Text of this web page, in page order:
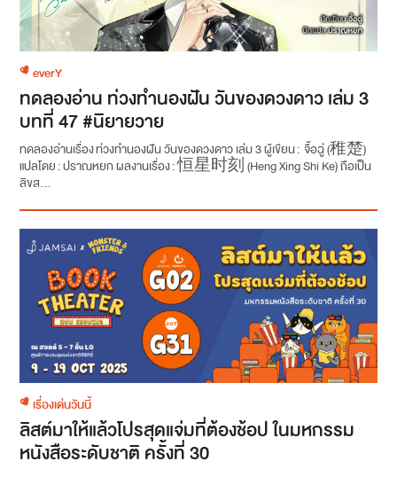
everY
ทดลองอ่าน ท่วงทำนองฝัน วันของดวงดาว เล่ม 3
บทที่ 47 #นิยายวาย
ทดลองอ่านเรื่อง ท่วงทำนองฝัน วันของดวงดาว เล่ม 3 ผู้เขียน : จื้อฉู่ (稚楚)
แปลโดย : ปราณหยก ผลงานเรื่อง : 恒星时刻 (Heng Xing Shi Ke) ถือเป็น
ลิขส...
เรื่องเด่นวันนี้
ลิสต์มาให้แล้วโปรสุดแจ่มที่ต้องช้อป ในมหกรรม
หนังสือระดับชาติ ครั้งที่ 30